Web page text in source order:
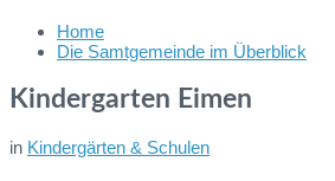
search
Home
Die Samtgemeinde im Überblick
Kindergarten Eimen
in Kindergärten & Schulen